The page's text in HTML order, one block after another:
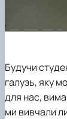
Будучи
галузь, яку
для нас,
ми вивчали